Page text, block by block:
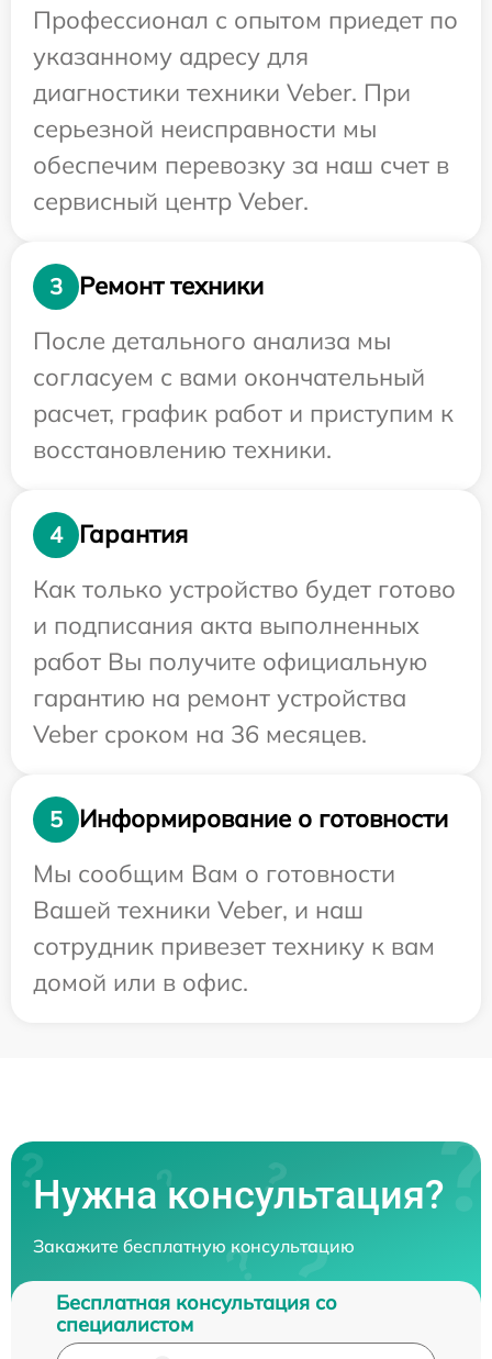
Профессионал с опытом приедет по
указанному адресу для
диагностики техники Veber. При
серьезной неисправности мы
обеспечим перевозку за наш счет в
сервисный центр Veber.
3
Ремонт техники
После детального анализа мы
согласуем с вами окончательный
расчет, график работ и приступим к
восстановлению техники.
4
Гарантия
Как только устройство будет готово
и подписания акта выполненных
работ Вы получите официальную
гарантию на ремонт устройства
Veber сроком на 36 месяцев.
5
Информирование о готовности
Мы сообщим Вам о готовности
Вашей техники Veber, и наш
сотрудник привезет технику к вам
домой или в офис.
Нужна консультация?
Закажите бесплатную консультацию
Бесплатная консультация со
специалистом